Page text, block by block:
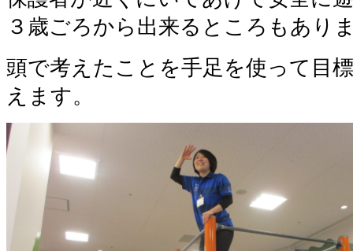
３歳ごろから出来るところもあり
頭で考えたことを手足を使って目
えます。